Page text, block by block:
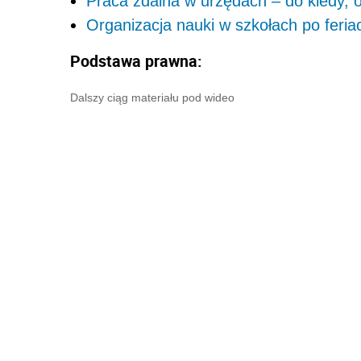
Organizacja nauki w szkołach po
Podstawa prawna:
Dalszy ciąg materiału pod wideo